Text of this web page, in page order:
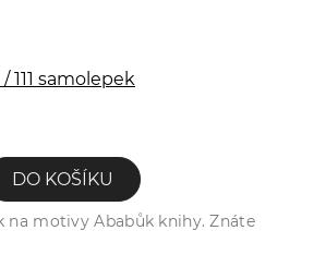
111 samolepek
DO KOŠÍKU
na motivy Ababůk knihy. Znáte